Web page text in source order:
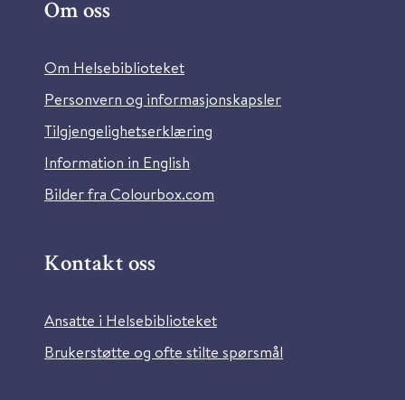
Om oss
Om Helsebiblioteket
Personvern og informasjonskapsler
Tilgjengelighetserklæring
Information in English
Bilder fra Colourbox.com
Kontakt oss
Ansatte i Helsebiblioteket
Brukerstøtte og ofte stilte spørsmål